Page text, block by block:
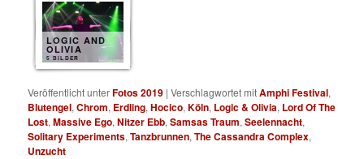
LOGIC AND
OLIVIA
5 BILDER
Veröffentlicht unterFotos 2019 |Verschlagwortet mitAmphi Festival,
Blutengel,Chrom, Erdling,Hocico,Köln, Logic & Olivia, Lord Of The
Lost,Massive Ego,Nitzer Ebb,Samsas Traum,Seelennacht,
Solitary Experiments,Tanzbrunnen,The Cassandra Complex,
Unzucht